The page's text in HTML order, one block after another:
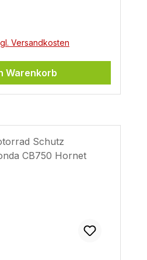
Versandkosten
Warenkorb